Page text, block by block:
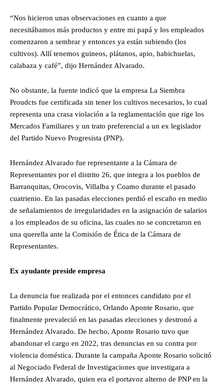
“Nos hicieron unas observaciones en cuanto a que
necesitábamos más productos y entre mi papá y los empleados
comenzaron a sembrar y entonces ya están subiendo (los
cultivos). Allí tenemos guineos, plátanos, apio, habichuelas,
calabaza y café”, dijo Hernández Alvarado.
No obstante, la fuente indicó que la empresa La Siembra
Proudcts fue certificada sin tener los cultivos necesarios, lo cual
representa una crasa violación a la reglamentación que rige los
Mercados Familiares y un trato preferencial a un ex legislador
del Partido Nuevo Progresista (PNP).
Hernández Alvarado fue representante a la Cámara de
Representantes por el distrito 26, que integra a los pueblos de
Barranquitas, Orocovis, Villalba y Coamo durante el pasado
cuatrienio. En las pasadas elecciones perdió el escaño en medio
de señalamientos de irregularidades en la asignación de salarios
a los empleados de su oficina, las cuales no se concretaron en
una querella ante la Comisión de Ética de la Cámara de
Representantes.
Ex ayudante preside empresa
La denuncia fue realizada por el entonces candidato por el
Partido Popular Democrático, Orlando Aponte Rosario, que
finalmente prevaleció en las pasadas elecciones y destronó a
Hernández Alvarado. De hecho, Aponte Rosario tuvo que
abandonar el cargo en 2022, tras denuncias en su contra por
violencia doméstica. Durante la campaña Aponte Rosario solicitó
al Negociado Federal de Investigaciones que investigara a
Hernández Alvarado, quien era el portavoz alterno de PNP en la